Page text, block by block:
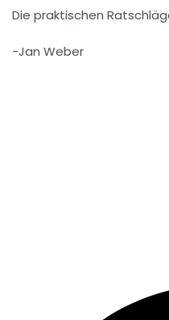
Die praktischen
-Jan Weber